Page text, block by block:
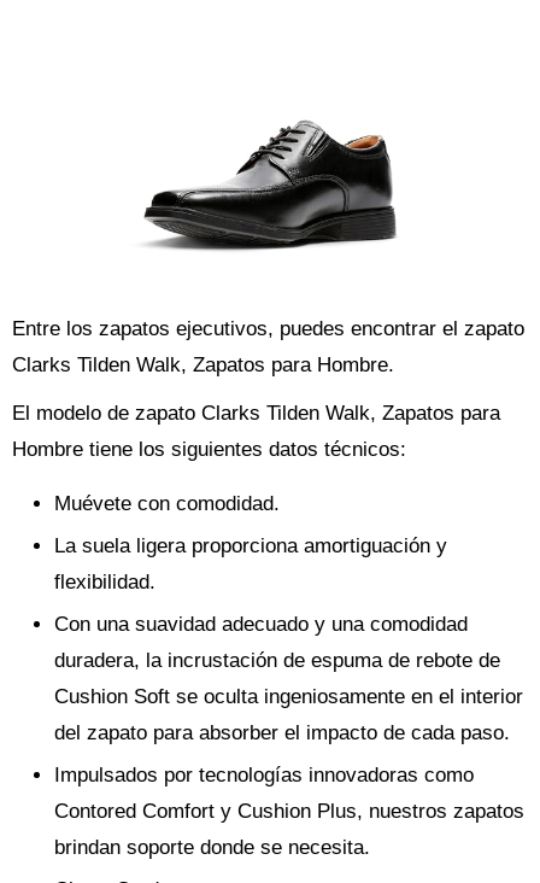
Entre los zapatos ejecutivos, puedes encontrar el zapato
Clarks Tilden Walk, Zapatos para Hombre.
El modelo de zapato Clarks Tilden Walk, Zapatos para
Hombre tiene los siguientes datos técnicos:
Muévete con comodidad.
La suela ligera proporciona amortiguación y
flexibilidad.
Con una suavidad adecuado y una comodidad
duradera, la incrustación de espuma de rebote de
Cushion Soft se oculta ingeniosamente en el interior
del zapato para absorber el impacto de cada paso.
Impulsados por tecnologías innovadoras como
Contored Comfort y Cushion Plus, nuestros zapatos
brindan soporte donde se necesita.